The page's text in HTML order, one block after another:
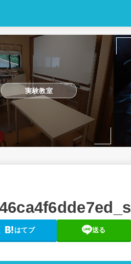
実験教室
はてブ 送る